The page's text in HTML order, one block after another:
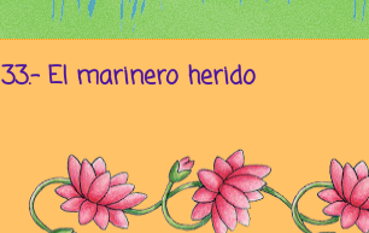
33.- El marinero herido